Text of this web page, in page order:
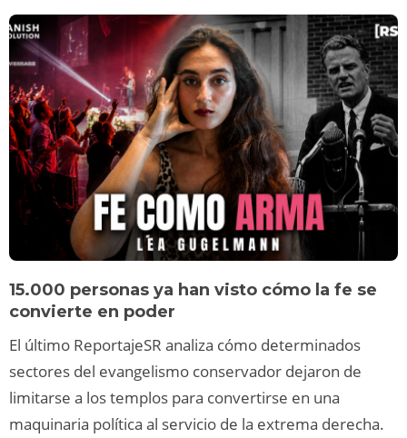
15.000 personas ya han visto cómo la fe se
convierte en poder
El último ReportajeSR analiza cómo determinados
sectores del evangelismo conservador dejaron de
limitarse a los templos para convertirse en una
maquinaria política al servicio de la extrema derecha.